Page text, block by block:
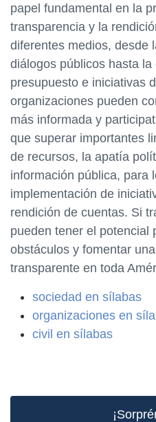
papel fundamental en la
transparencia y la
diferentes medios, desde
diálogos públicos hasta la
presupuesto e iniciativas
organizaciones pueden
más informada y
que superar importantes
de recursos, la apatía
información pública, para
implementación de
rendición de cuentas. Si
pueden tener el potencial
obstáculos y fomentar
transparente en toda
sociedad en sílabas
organizaciones en
civil en sílabas